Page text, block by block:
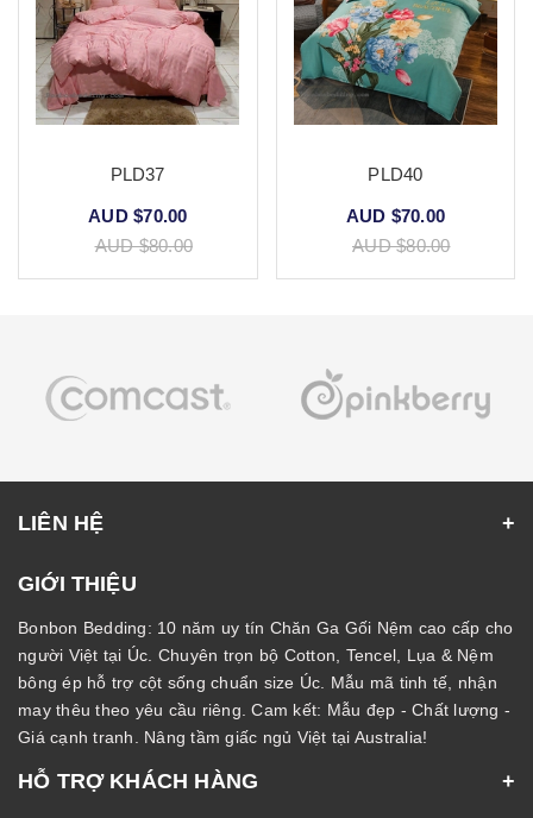
PLD37
AUD $70.00
AUD $80.00
PLD40
AUD $70.00
AUD $80.00
LIÊN HỆ
GIỚI THIỆU
Bonbon Bedding: 10 năm uy tín Chăn Ga Gối Nệm cao cấp cho
người Việt tại Úc. Chuyên trọn bộ Cotton, Tencel, Lụa & Nệm
bông ép hỗ trợ cột sống chuẩn size Úc. Mẫu mã tinh tế, nhận
may thêu theo yêu cầu riêng. Cam kết: Mẫu đẹp - Chất lượng -
Giá cạnh tranh. Nâng tầm giấc ngủ Việt tại Australia!
HỖ TRỢ KHÁCH HÀNG